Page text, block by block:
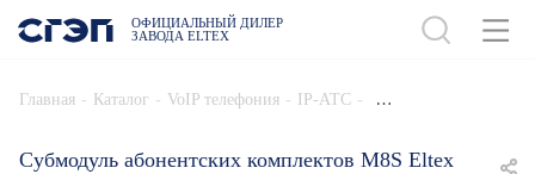
ОФИЦИАЛЬНЫЙ ДИЛЕР
ЗАВОДА ELTEX
Главная - Каталог - VoIP телефония - IP-АТС -
Cубмодуль абонентских комплектов M8S Eltex